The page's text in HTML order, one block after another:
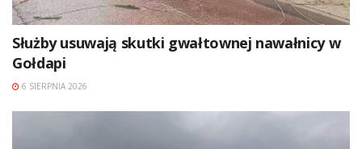
Służby usuwają skutki gwałtownej nawałnicy w
Gołdapi
6 SIERPNIA 2026